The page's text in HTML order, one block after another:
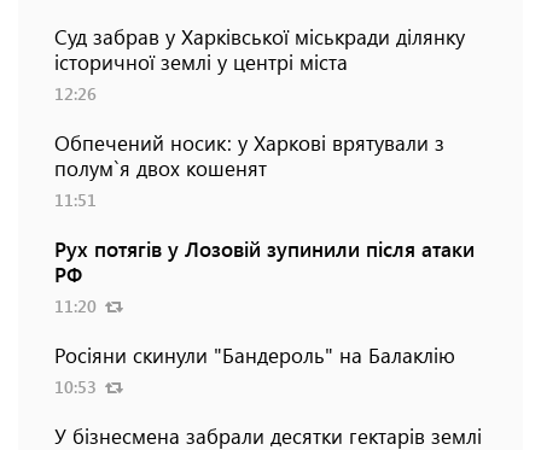
Суд забрав у Харківської міськради ділянку
історичної землі у центрі міста
12:26
Обпечений носик: у Харкові врятували з
полум`я двох кошенят
11:51
Рух потягів у Лозовій зупинили після атаки
РФ
11:20
Росіяни скинули "Бандероль" на Балаклію
10:53
У бізнесмена забрали десятки гектарів землі